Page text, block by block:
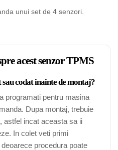
unui set de 4 senzori.
acest senzor TPMS
codat inainte de montaj?
programati pentru masina
Dupa montaj, trebuie
astfel incat aceasta sa ii
In colet veti primi
procedura poate